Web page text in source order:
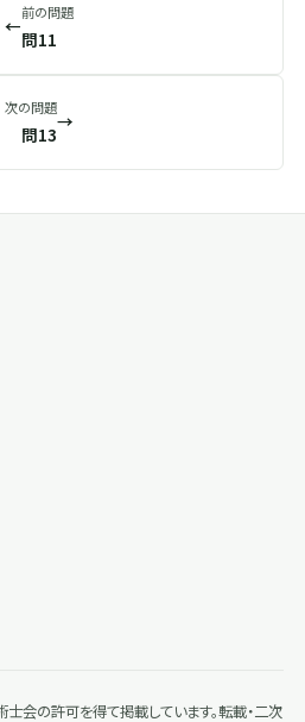
←
前の問題
問11
次の問題
問13
→
会の許可を得て掲載しています。転載・二次